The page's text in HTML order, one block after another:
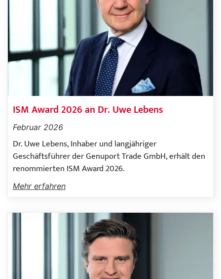
ISM Award 2026 an Dr. Uwe Lebens
Februar 2026
Dr. Uwe Lebens, Inhaber und langjähriger
Geschäftsführer der Genuport Trade GmbH, erhält den
renommierten ISM Award 2026.
Mehr erfahren